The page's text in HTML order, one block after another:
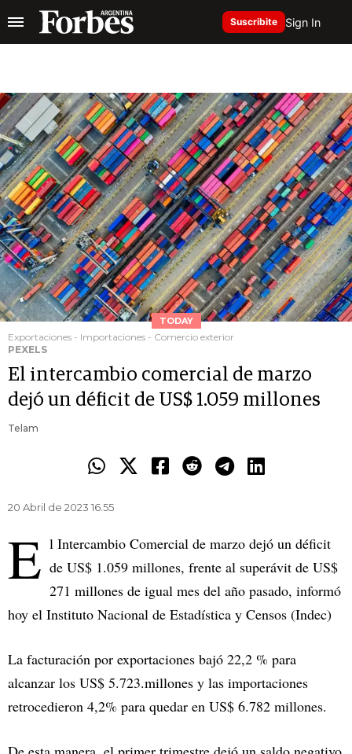
Suscribite Sign In
TODAY
Exportaciones - Importaciones - Comercio exterior
PEXELS
El intercambio comercial de marzo
dejó un déficit de US$ 1.059 millones
Telam
20 Abril de 2023 16.55
E l Intercambio Comercial de marzo dejó un déficit
de US$ 1.059 millones, frente al superávit de US$
271 millones de igual mes del año pasado, informó
hoy el Instituto Nacional de Estadística y Censos (Indec)
La facturación por exportaciones bajó 22,2 % para
alcanzar los US$ 5.723.millones y las importaciones
retrocedieron 4,2% para quedar en US$ 6.782 millones.